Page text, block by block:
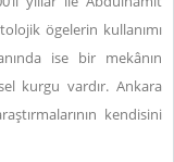
ögelerin kullanımı
ise bir mekânın
kurgu vardır. Ankara
kendisini